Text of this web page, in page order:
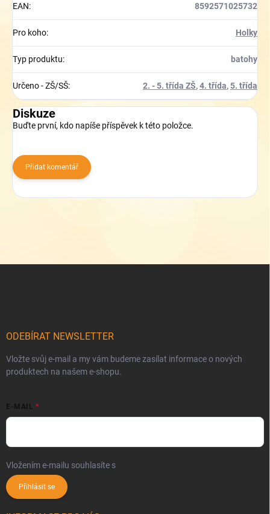
EAN: 8592571025732
Pro koho: Holky
Typ produktu: batohy
Určeno - ZŠ/SŠ: 2. - 5. třída ZŠ,4. třída,5. třída
Diskuze
Buďte první, kdo napíše příspěvek k této položce.
Přidat komentář
ODEBÍRAT NEWSLETTER
Vložte svůj e-mail a my vám budeme zasílat informace o nových
produktech na našem e-shopu.
E-MAIL
Vložením e-mailu souhlasíte s
Přihlásit se